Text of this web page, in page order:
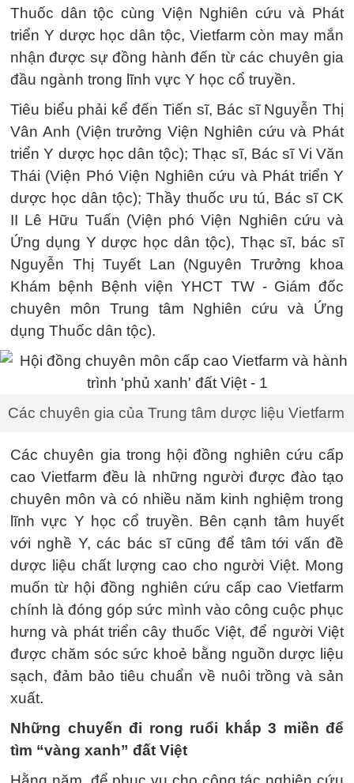
Thuốc dân tộc cùng Viện Nghiên cứu và Phát
triển Y dược học dân tộc, Vietfarm còn may mắn
nhận được sự đồng hành đến từ các chuyên gia
đầu ngành trong lĩnh vực Y học cổ truyền.
Tiêu biểu phải kể đến Tiến sĩ, Bác sĩ Nguyễn Thị
Vân Anh (Viện trưởng Viện Nghiên cứu và Phát
triển Y dược học dân tộc); Thạc sĩ, Bác sĩ Vi Văn
Thái (Viện Phó Viện Nghiên cứu và Phát triển Y
dược học dân tộc); Thầy thuốc ưu tú, Bác sĩ CK
II Lê Hữu Tuấn (Viện phó Viện Nghiên cứu và
Ứng dụng Y dược học dân tộc), Thạc sĩ, bác sĩ
Nguyễn Thị Tuyết Lan (Nguyên Trưởng khoa
Khám bệnh Bệnh viện YHCT TW - Giám đốc
chuyên môn Trung tâm Nghiên cứu và Ứng
dụng Thuốc dân tộc).
Các chuyên gia của Trung tâm dược liệu Vietfarm
Các chuyên gia trong hội đồng nghiên cứu cấp
cao Vietfarm đều là những người được đào tạo
chuyên môn và có nhiều năm kinh nghiệm trong
lĩnh vực Y học cổ truyền. Bên cạnh tâm huyết
với nghề Y, các bác sĩ cũng để tâm tới vấn đề
dược liệu chất lượng cao cho người Việt. Mong
muốn từ hội đồng nghiên cứu cấp cao Vietfarm
chính là đóng góp sức mình vào công cuộc phục
hưng và phát triển cây thuốc Việt, để người Việt
được chăm sóc sức khoẻ bằng nguồn dược liệu
sạch, đảm bảo tiêu chuẩn về nuôi trồng và sản
xuất.
Những chuyến đi rong ruổi khắp 3 miền để
tìm “vàng xanh” đất Việt